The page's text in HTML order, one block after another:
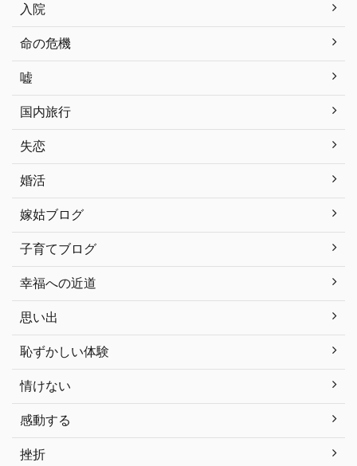
入院
命の危機
嘘
国内旅行
失恋
婚活
嫁姑ブログ
子育てブログ
幸福への近道
思い出
恥ずかしい体験
情けない
感動する
挫折